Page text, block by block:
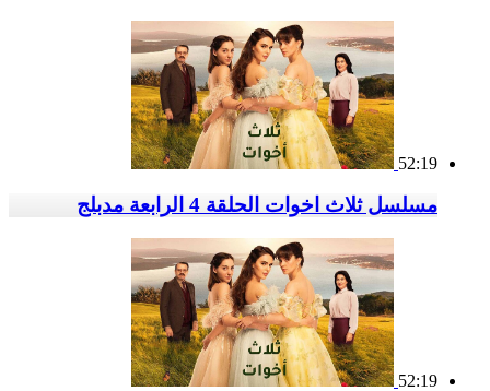
52:19
مسلسل ثلاث اخوات الحلقة 4 الرابعة مدبلج
52:19